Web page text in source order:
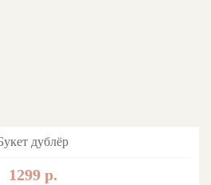
дублёр
1299 р.